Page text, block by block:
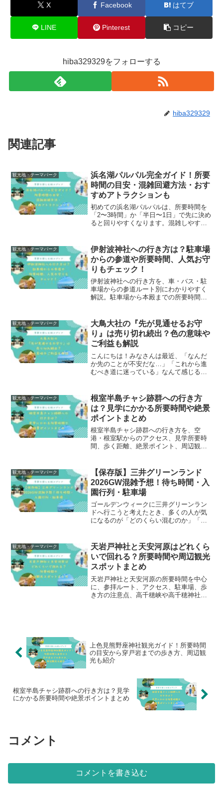
X Facebook はてブ
LINE Pinterest コピー
hiba329329をフォローする
hiba329329
関連記事
観光地・テーマパーク
浜名湖パルパル完全ガイド！所要
時間の目安・混雑回避方法・おす
すめアトラクションも
初めての浜名湖パルパルは、所要時間を
「2〜3時間」か「半日〜1日」で先に決め
ると回りやすくなります。混雑しやすい
ル準備までまとめて紹介します。
観光地・テーマパーク
伊射波神社への行き方は？駐車場
からの参道や所要時間、人気お守
りもチェック！
伊射波神社への行き方を、車・バス・駐
車場からの参道ルート別にわかりやすく
解説。駐車場から本殿までの所要時間、
れる人向けにまとめました。
観光地・テーマパーク
大鳥大社の『先が見通せるお守
り』は売り切れ続出？色の意味や
ご利益も解説
こんにちは！みなさんは最近、「なんだ
か先のことが不安だな…」「これから進
むべき道に迷っている」なんて感じるこ
注目を集めているお守りがあるんです。
それが、大阪府堺市にあ...
観光地・テーマパーク
根室半島チャシ跡群への行き方
は？見学にかかる所要時間や絶景
ポイントまとめ
根室半島チャシ跡群への行き方を、空
港・根室駅からのアクセス、見学所要時
間、歩く距離、絶景ポイント、周辺観光
す。
観光地・テーマパーク
【保存版】三井グリーンランド
2026GW混雑予想！待ち時間・入
園行列・駐車場
ゴールデンウィークに三井グリーンラン
ドへ行こうと考えたとき、多くの人が気
になるのが「どのくらい混むのか」「何
点ではないでしょうか。特に2026年の
GWは、連休の並びや天...
観光地・テーマパーク
天岩戸神社と天安河原はどれくら
いで回れる？所要時間や周辺観光
スポットまとめ
天岩戸神社と天安河原の所要時間を中心
に、参拝ルート、アクセス、駐車場、歩
き方の注意点、高千穂峡や高千穂神社な
上色見熊野座神社観光ガイド！所要時間
の目安から穿戸岩までの歩き方、周辺観
光も紹介
根室半島チャシ跡群への行き方は？見学
にかかる所要時間や絶景ポイントまとめ
コメント
コメントを書き込む